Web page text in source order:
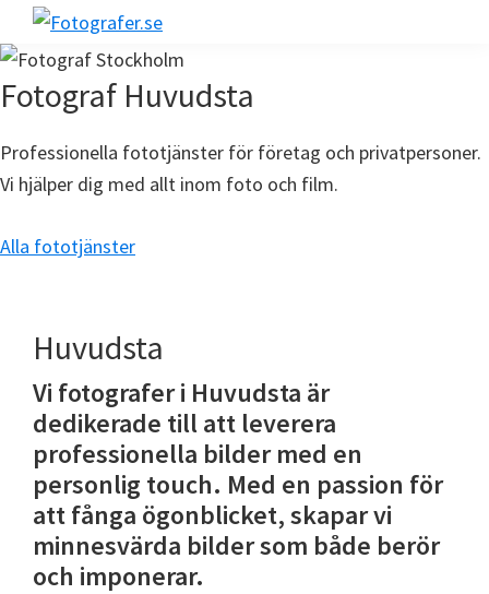
Hoppa
till
huvudnavigering
Hoppa
till
huvudinnehåll
Hoppa
till
sidfot
Fotografer.se
Fotograf Huvudsta
Professionella fototjänster för företag och privatpersoner.
Vi hjälper dig med allt inom foto och film.
Alla fototjänster
Huvudsta
Vi fotografer i Huvudsta är
dedikerade till att leverera
professionella bilder med en
personlig touch. Med en passion för
att fånga ögonblicket, skapar vi
minnesvärda bilder som både berör
och imponerar.